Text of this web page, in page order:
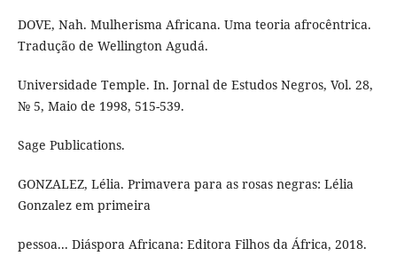
DOVE, Nah. Mulherisma Africana. Uma teoria afrocêntrica.
Tradução de Wellington Agudá.
Universidade Temple. In. Jornal de Estudos Negros, Vol. 28,
№ 5, Maio de 1998, 515-539.
Sage Publications.
GONZALEZ, Lélia. Primavera para as rosas negras: Lélia
Gonzalez em primeira
pessoa... Diáspora Africana: Editora Filhos da África, 2018.